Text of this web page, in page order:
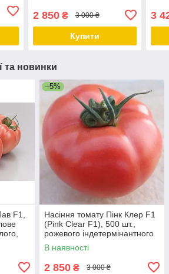
(високорослого)
2 850₴ 3 000 ₴
Купити
3
та новинки
F1,
–5%
Насіння томату Пінк Клер F1
(Pink Clear F1), 500 шт.,
рожевого індетермінантного
(високорослого)
В наявності
2 850 ₴ 3 000 ₴